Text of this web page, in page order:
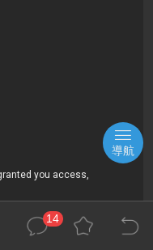
14
導航